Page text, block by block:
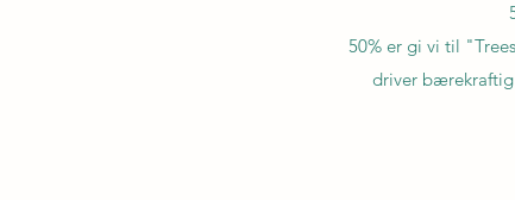
50% er gi vi til
driver bærekraftig